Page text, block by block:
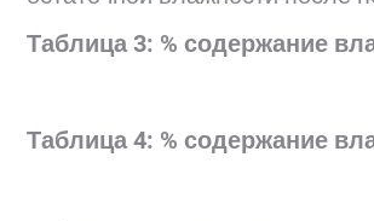
Таблица 3: % содержание
Таблица 4: % содержание